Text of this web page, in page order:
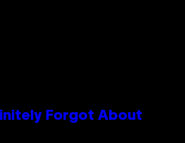
Forgot About